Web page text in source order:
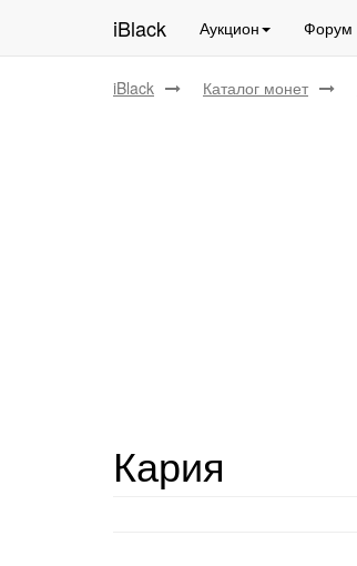
iBlack Аукцион Форум
iBlack Каталог монет
Кария